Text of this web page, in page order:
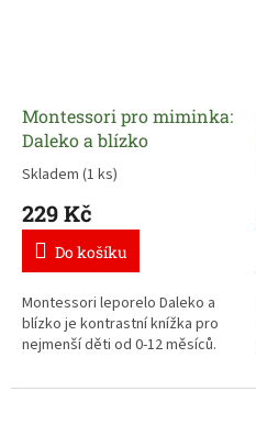
Montessori pro miminka:
Daleko a blízko
Skladem (1 ks)
229 Kč
Do košíku
Montessori leporelo Daleko a
blízko je kontrastní knížka pro
nejmenší děti od 0-12 měsíců.